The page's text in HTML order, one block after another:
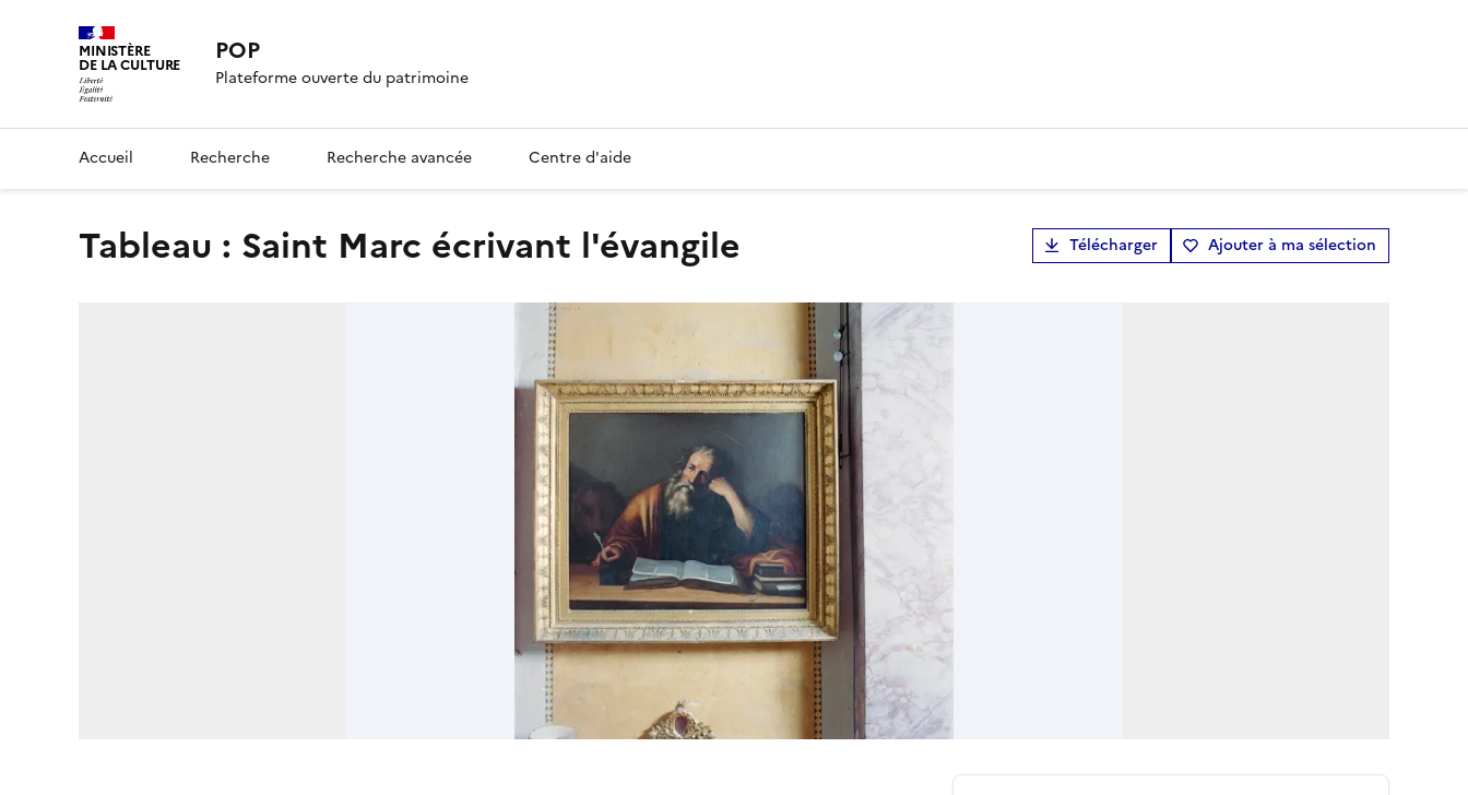
MINISTÈRE
DE LA CULTURE POP
Plateforme ouverte du patrimoine
Accueil Recherche Recherche avancée Centre d'aide
tableau : Saint Marc écrivant l'évangile Télécharger Ajouter à ma sélection